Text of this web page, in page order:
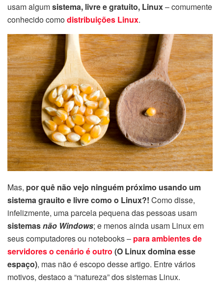
usam algumsistema, livre e gratuito, Linux– comumente
conhecido comodistribuições Linux.
Mas, por quê não vejo ninguém próximo usando um
sistema grauito e livre como o Linux?! Como disse,
infelizmente, uma parcela pequena das pessoas usam
sistemasnão Windows; e menos ainda usam Linux em
seus computadores ou notebooks – para ambientes de
servidores o cenário é outro (O Linux domina esse
espaço), mas não é escopo desse artigo. Entre vários
motivos, destaco a “natureza” dos sistemas Linux.